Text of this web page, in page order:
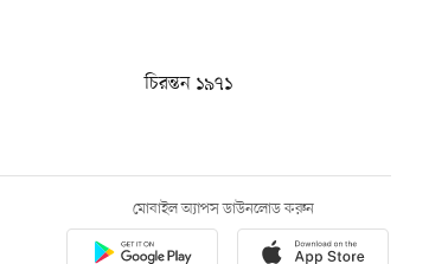
চিরন্তন ১৯৭১
মোবাইল অ্যাপস ডাউনলোড করুন